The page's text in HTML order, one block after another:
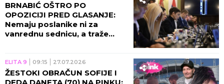
BRNABIĆ OŠTRO PO
OPOZICIJI PRED GLASANJE:
Nemaju poslanike ni za
vanrednu sednicu, a traže
ELITA 9 09:15 27.07.2026
ŽESTOKI OBRAČUN SOFIJE I